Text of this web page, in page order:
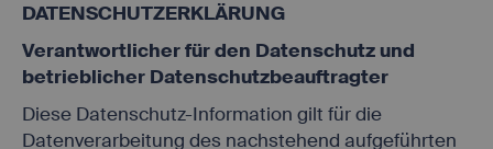
DATENSCHUTZERKLÄRUNG
Verantwortlicher für den Datenschutz und
betrieblicher Datenschutzbeauftragter
Diese Datenschutz-Information gilt für die
Datenverarbeitung des nachstehend aufgeführten